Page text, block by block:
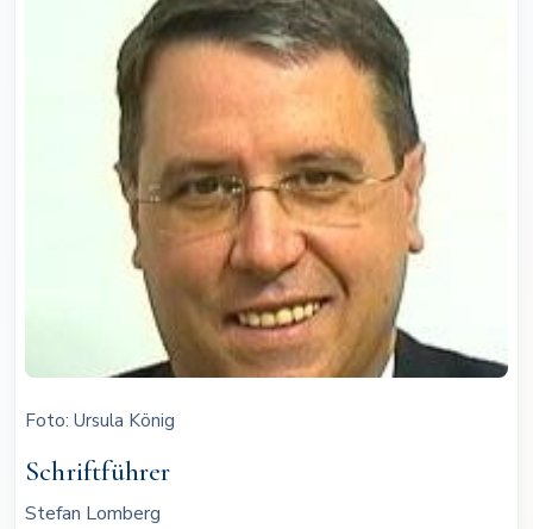
Foto: Ursula König
Schriftführer
Stefan Lomberg